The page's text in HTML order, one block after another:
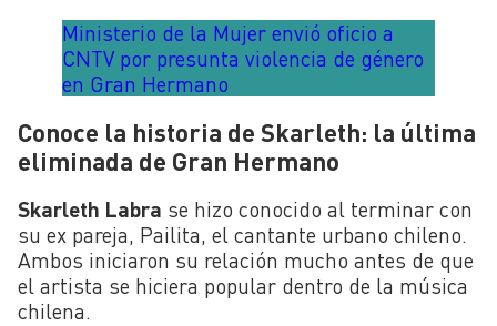
Ministerio de la Mujer envió oficio a
CNTV por presunta violencia de género
en Gran Hermano
Conoce la historia de Skarleth: la última
eliminada de Gran Hermano
Skarleth Labra se hizo conocido al terminar con
su ex pareja, Pailita, el cantante urbano chileno.
Ambos iniciaron su relación mucho antes de que
el artista se hiciera popular dentro de la música
chilena.